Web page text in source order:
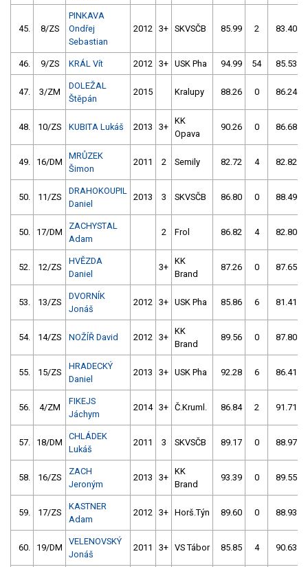
45. 8/ZS
PINKAVA
Ondřej
Sebastian
2012 3+ SKVSČB 85.99 2 83.40
46. 9/ZS KRÁL Vít 2012 3+ USK Pha 94.99 54 85.53
47. 3/ZM
DOLEŽAL
Štěpán
2015 Kralupy 88.26 0 86.24
48. 10/ZS KUBITA Lukáš 2013 3+
KK
Opava
90.26 0 86.68
49. 16/DM
MRŮZEK
Šimon
2011 2 Semily 82.72 4 82.82
50. 11/ZS
DRAHOKOUPIL
Daniel
2013 3 SKVSČB 86.80 0 88.49
50. 17/DM
ZACHYSTAL
Adam
2 Frol 86.82 4 82.80
52. 12/ZS
HVĚZDA
Daniel
3+
KK
Brand
87.26 0 87.65
53. 13/ZS
DVORNÍK
Jonáš
2012 3+ USK Pha 85.86 6 81.41
54. 14/ZS NOŽÍŘ David 2012 3+
KK
Brand
89.56 0 87.80
55. 15/ZS
HRADECKÝ
Daniel
2013 3+ USK Pha 92.28 6 86.41
56. 4/ZM
FIKEJS
Jáchym
2014 3+ Č.Kruml. 86.84 2 91.71
57. 18/DM
CHLÁDEK
Lukáš
2011 3 SKVSČB 89.17 0 88.97
58. 16/ZS
ZACH
Jeroným
2013 3+
KK
Brand
93.39 0 89.55
59. 17/ZS
KASTNER
Adam
2012 3+ Horš.Týn 89.60 0 88.93
60. 19/DM
VELENOVSKÝ
Jonáš
2011 3+ VS Tábor 85.85 4 90.63